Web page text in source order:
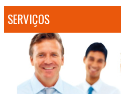
SERVIÇOS